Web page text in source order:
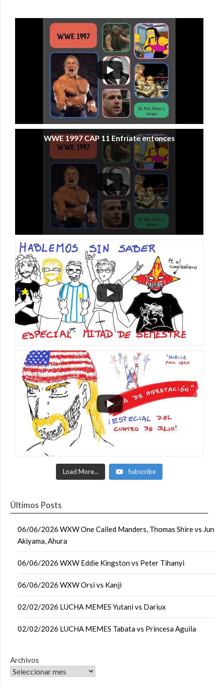
WWE 1997 CAP 11 Enfríate entonces
Load More... Subscribe
Últimos Posts
06/06/2026 WXW One Called Manders, Thomas Shire vs Jun
Akiyama, Ahura
06/06/2026 WXW Eddie Kingston vs Peter Tihanyi
06/06/2026 WXW Orsi vs Kanji
02/02/2026 LUCHA MEMES Yutani vs Dariux
02/02/2026 LUCHA MEMES Tabata vs Princesa Aguila
Archivos